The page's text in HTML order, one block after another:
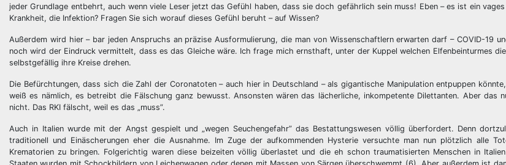
jeder Grundlage entbehrt, auch wenn viele Leser jetzt das Gefühl haben, dass sie doch gefährlich sein muss! Eben – es ist ein
Krankheit, die Infektion? Fragen Sie sich worauf dieses Gefühl beruht – auf Wissen?
Außerdem wird hier – bar jeden Anspruchs an präzise Ausformulierung, die man von Wissenschaftlern erwarten darf – COVID-19
noch wird der Eindruck vermittelt, dass es das Gleiche wäre. Ich frage mich ernsthaft, unter der Kuppel welchen Elfenbeinturmes die
selbstgefällig ihre Kreise drehen.
Die Befürchtungen, dass sich die Zahl der Coronatoten – auch hier in Deutschland – als gigantische Manipulation entpuppen
weiß es nämlich, es betreibt die Fälschung ganz bewusst. Ansonsten wären das lächerliche, inkompetente Dilettanten. Aber das
nicht. Das RKI fälscht, weil es das „muss”.
Auch in Italien wurde mit der Angst gespielt und „wegen Seuchengefahr” das Bestattungswesen völlig überfordert. Denn
traditionell und Einäscherungen eher die Ausnahme. Im Zuge der aufkommenden Hysterie versuchte man nun plötzlich alle
Krematorien zu bringen. Folgerichtig waren diese beizeiten völlig überlastet und die eh schon traumatisierten Menschen in